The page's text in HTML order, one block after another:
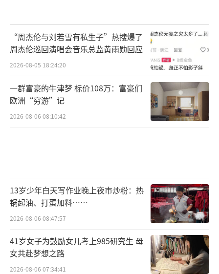
“周杰伦与刘若雪有私生子”热搜爆了
周杰伦巡回演唱会音乐总监黄雨勋回应
2026-08-05 18:24:20
一群富豪的牛津梦 标价108万：富豪们
欧洲“穷游”记
2026-08-06 08:10:42
13岁少年白天写作业晚上夜市炒粉：热
锅起油、打蛋加料……
2026-08-06 08:47:57
41岁女子为鼓励女儿考上985研究生 母
女共赴梦想之路
2026-08-06 07:34:41